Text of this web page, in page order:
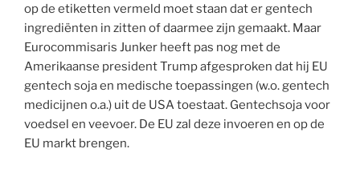
op de etiketten vermeld moet staan dat er gentech
ingrediënten in zitten of daarmee zijn gemaakt. Maar
Eurocommisaris Junker heeft pas nog met de
Amerikaanse president Trump afgesproken dat hij EU
gentech soja en medische toepassingen (w.o. gentech
medicijnen o.a.) uit de USA toestaat. Gentechsoja voor
voedsel en veevoer. De EU zal deze invoeren en op de
EU markt brengen.